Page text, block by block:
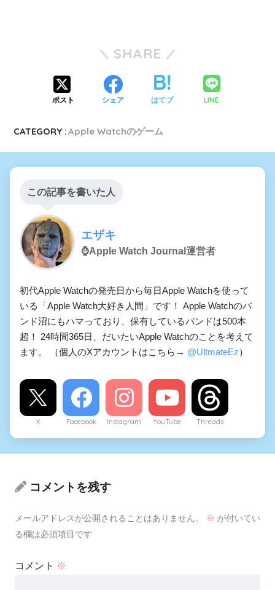
SHARE
ポスト シェア はてブ LINE
CATEGORY :Apple Watchのゲーム
この記事を書いた人
エザキ
⌚️Apple Watch Journal運営者
初代Apple Watchの発売日から毎日Apple Watchを使って
いる「Apple Watch大好き人間」です！ Apple Watchのバ
ンド沼にもハマっており、保有しているバンドは500本
超！ 24時間365日、だいたいApple Watchのことを考えて
ます。 （個人のXアカウントはこちら→ @UltmateEz）
X Facebook Instagram YouTube Threads
コメントを残す
メールアドレスが公開されることはありません。 ※ が付いてい
る欄は必須項目です
コメント ※